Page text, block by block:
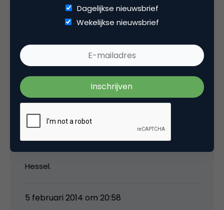
dezelfde gladde plastic filmpjes te (laten)
maken als andere verzekeraars. Alsof de
unieke Onderlinge met LEDEN ipv verzekerden!
Hoezo dichtbij? Hoezo je payoff en logo
(appel & peer) uitleggen? Zo goed en heel
eigen als Univé ooit haar unieke propositie in
het begin uitdroeg, zo inwisselbaar is het nu.
Any brand will do.
Met vriendelijke assurantiegroeten,
Hessel.
5 februari 2014 om 20:58
Dagelijkse nieuwsbrief
Wekelijkse nieuwsbrief